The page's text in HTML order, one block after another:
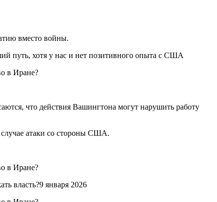
вместо войны.
путь, хотя у нас и нет позитивного опыта с США
что действия Вашингтона могут нарушить работу
атаки со стороны США.
власть?9 января 2026